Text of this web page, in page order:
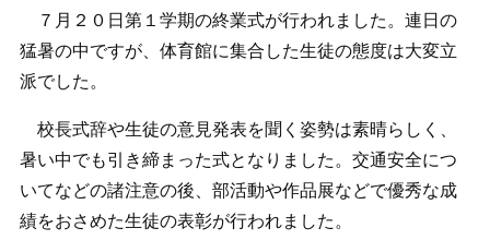
７月２０日第１学期の終業式が行われました。連日の
猛暑の中ですが、体育館に集合した生徒の態度は大変立
派でした。
校長式辞や生徒の意見発表を聞く姿勢は素晴らしく、
暑い中でも引き締まった式となりました。交通安全につ
いてなどの諸注意の後、部活動や作品展などで優秀な成
績をおさめた生徒の表彰が行われました。